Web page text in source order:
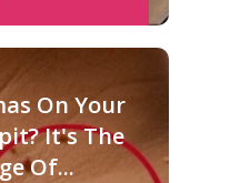
On Your
It's The
Of...